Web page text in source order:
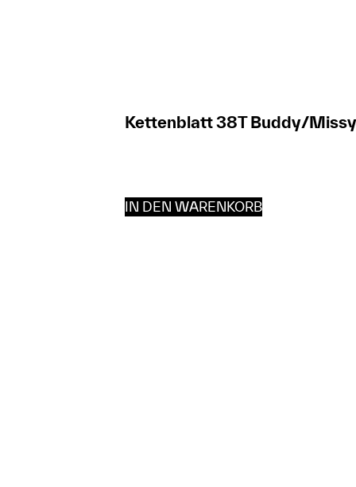
Kettenblatt 38T Buddy/
IN DEN WARENKORB